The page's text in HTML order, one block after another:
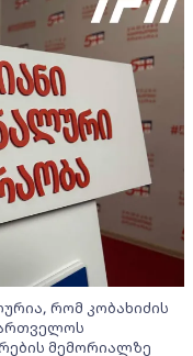
რომ კობახიძის
მემორიალზე